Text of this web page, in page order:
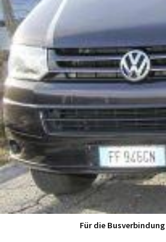
Für die